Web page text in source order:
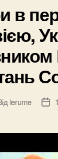
в
lerume